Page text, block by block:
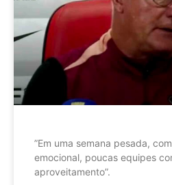
”Em uma semana pesada,
emocional, poucas equipes
aproveitamento”.